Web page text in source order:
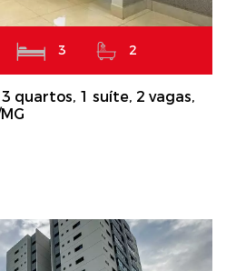
3 2
quartos, 1 suíte, 2 vagas,